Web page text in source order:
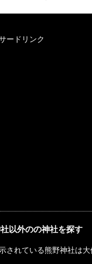
ードリンク
以外のの神社を探す
されている熊野神社は